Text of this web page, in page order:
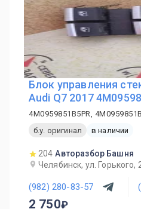
Блок управления
Audi Q7 2017
4M0959851B5PR, 4M0959851B
б.у. оригинал
в наличии
204 Авторазбор Башня
Челябинск, ул. Горького,
(982) 280-83-57
2 750